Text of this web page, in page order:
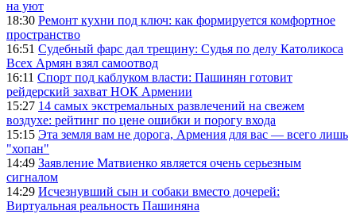
на уют
18:30 Ремонт кухни под ключ: как формируется комфортное
пространство
16:51 Судебный фарс дал трещину: Судья по делу Католикоса
Всех Армян взял самоотвод
16:11 Спорт под каблуком власти: Пашинян готовит
рейдерский захват НОК Армении
15:27 14 самых экстремальных развлечений на свежем
воздухе: рейтинг по цене ошибки и порогу входа
15:15 Эта земля вам не дорога, Армения для вас — всего лишь
"хопан"
14:49 Заявление Матвиенко является очень серьезным
сигналом
14:29 Исчезнувший сын и собаки вместо дочерей:
Виртуальная реальность Пашиняна